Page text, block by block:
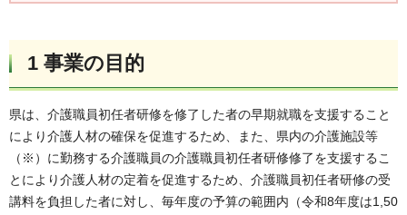
1 事業の目的
県は、介護職員初任者研修を修了した者の早期就職を支援すること
により介護人材の確保を促進するため、また、県内の介護施設等
（※）に勤務する介護職員の介護職員初任者研修修了を支援するこ
とにより介護人材の定着を促進するため、介護職員初任者研修の受
講料を負担した者に対し、毎年度の予算の範囲内（令和8年度は1,50